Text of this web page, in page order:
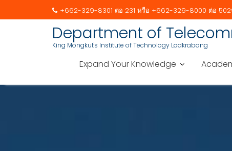
+662-329-8301 ต่อ 231 หรือ +662-329-8000 ต่อ
Department of
King Mongkut's Institute of Technology Ladkrabang
Expand Your Knowledge